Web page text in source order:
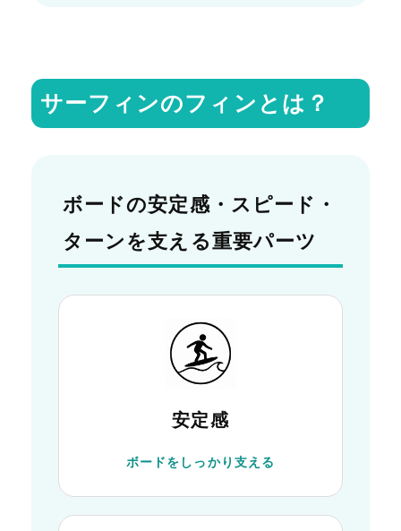
サーフィンのフィンとは？
ボードの安定感・スピード・
ターンを支える重要パーツ
安定感
ボードをしっかり支える